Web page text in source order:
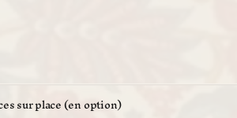
sur place (en option)